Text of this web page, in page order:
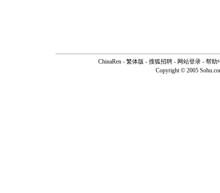
ChinaRen - 繁体版 - 搜狐招聘 - 网站登录 - 帮助
Copyright © 2005